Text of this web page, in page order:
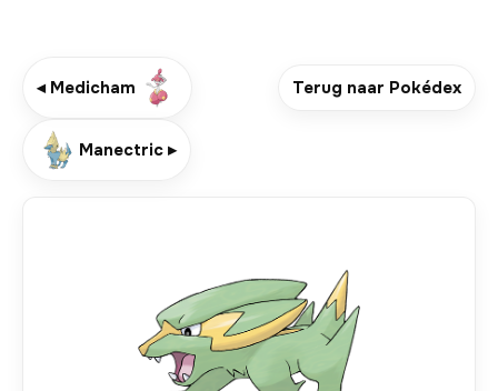
◂ Medicham Terug naar Pokédex
Manectric ▸